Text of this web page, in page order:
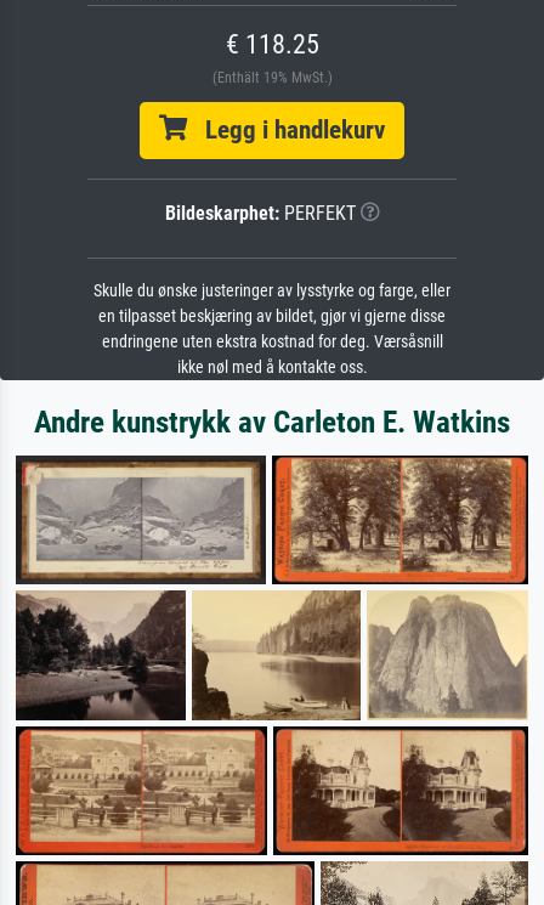
€ 118.25
(Enthält 19% MwSt.)
Legg i handlekurv
Bildeskarphet:PERFEKT
Skulle du ønske justeringer av lysstyrke og farge, eller
en tilpasset beskjæring av bildet, gjør vi gjerne disse
endringene uten ekstra kostnad for deg. Værsåsnill
ikke nøl med å kontakte oss.
Andre kunstrykk av Carleton E. Watkins